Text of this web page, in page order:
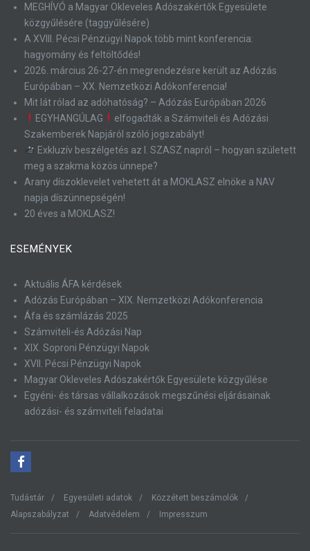
MEGHÍVÓ a Magyar Okleveles Adószakértők Egyesülete
közgyűlésére (taggyűlésére)
A XVIII. Pécsi Pénzügyi Napok több mint konferencia:
hagyomány és feltöltődés!
2026. március 26-27-én megrendezésre került az Adózás
Európában – XX. Nemzetközi Adókonferencia!
Mit lát rólad az adóhatóság? – Adózás Európában 2026
EGYHANGÚLAG
elfogadták a Számviteli és Adózási
Szakemberek Napjáról szóló jogszabályt!
Exkluzív beszélgetés az I. SZASZ napról – hogyan született
meg a szakma közös ünnepe?
Arany díszoklevelet vehetett át a MOKLASZ elnöke a NAV
napja díszünnepségén!
20 éves a MOKLASZ!
ESEMÉNYEK
Aktuális ÁFA kérdések
Adózás Európában – XIX. Nemzetközi Adókonferencia
Áfa és számlázás 2025
Számviteli-és Adózási Nap
XIX. Soproni Pénzügyi Napok
XVII. Pécsi Pénzügyi Napok
Magyar Okleveles Adószakértők Egyesülete közgyűlése
Egyéni- és társas vállalkozások megszűnési eljárásainak
adózási- és számviteli feladatai
Tudástár Egyesületi adatok
Közzétett beszámolók
Alapszabályzat
Adatvédelem Impresszum